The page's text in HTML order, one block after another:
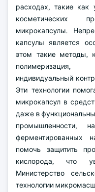
расходах, такие как
косметических
микрокапсулы.
капсулы является
этом такие методы,
индивидуальный
Эти технологии
микрокапсул в
даже в
промышленности,
ферментированных
помочь защитить
кислорода, что
Министерство
технологии